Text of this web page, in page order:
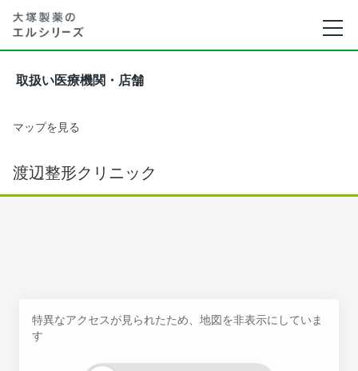
取扱い医療機関・店舗
マップを見る
渡辺整形クリニック
特異なアクセスが見られたため、地図を非表示にしていま
す